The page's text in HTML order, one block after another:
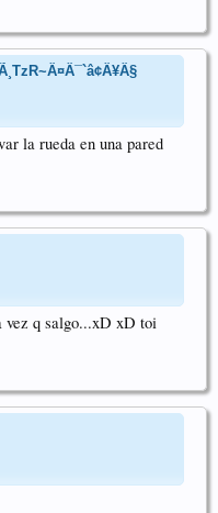
la rueda en una pared
vez q salgo...xD xD toi